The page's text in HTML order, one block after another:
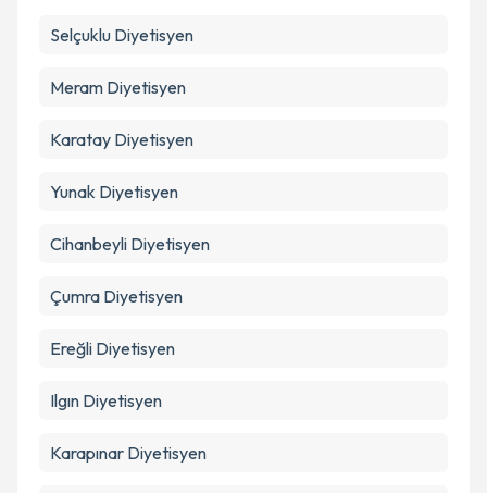
Selçuklu Diyetisyen
Meram Diyetisyen
Karatay Diyetisyen
Yunak Diyetisyen
Cihanbeyli Diyetisyen
Çumra Diyetisyen
Ereğli Diyetisyen
Ilgın Diyetisyen
Karapınar Diyetisyen